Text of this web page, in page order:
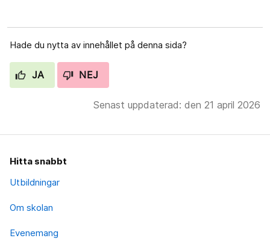
Hade du nytta av innehållet på denna sida?
JA NEJ
Senast uppdaterad: den 21 april 2026
Hitta snabbt
Utbildningar
Om skolan
Evenemang